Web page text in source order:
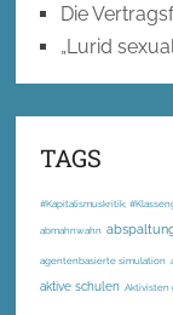
Die
„Lurid
TAGS
#Kapitalismuskritik;
abmahnwahn
agentenbasierte simulation
aktive schulen Aktivisten